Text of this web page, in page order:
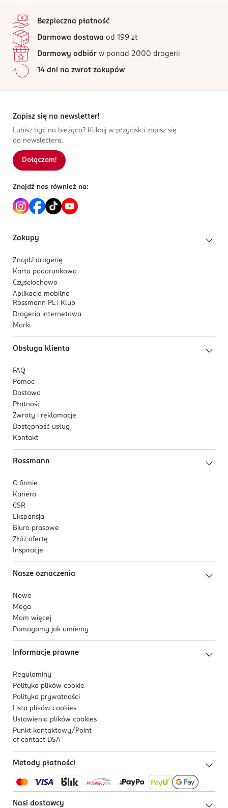
Bezpieczna płatność
Darmowa dostawa od 199 zł
Darmowy odbiór w ponad 2000 drogerii
14 dni na zwrot zakupów
Zapisz się na newsletter!
Lubisz być na bieżąco? Kliknij w przycisk i zapisz się
do newslettera.
Dołączam!
Znajdź nas również na:
Zakupy
Znajdź drogerię
Karta podarunkowa
Czyściochowo
Aplikacja mobilna
Rossmann PL i Klub
Drogeria internetowa
Marki
Obsługa klienta
FAQ
Pomoc
Dostawa
Płatność
Zwroty i reklamacje
Dostępność usług
Kontakt
Rossmann
O firmie
Kariera
CSR
Ekspansja
Biuro prasowe
Złóż ofertę
Inspiracje
Nasze oznaczenia
Nowe
Mega
Mam więcej
Pomagamy jak umiemy
Informacje prawne
Regulaminy
Polityka plików cookie
Polityka prywatności
Lista plików cookies
Ustawienia plików cookies
Punkt kontaktowy/ Point
of contact DSA
Metody płatności
Nasi dostawcy